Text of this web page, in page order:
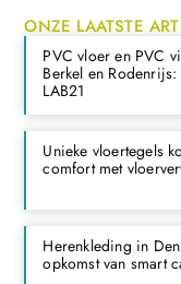
ONZE LAATSTE
PVC vloer en PVC
Berkel en
LAB21
Unieke vloertegels
comfort met
Herenkleding in
opkomst van smart